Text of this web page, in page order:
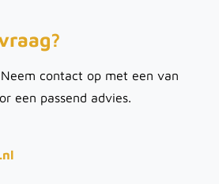
contact op met een van
een passend advies.